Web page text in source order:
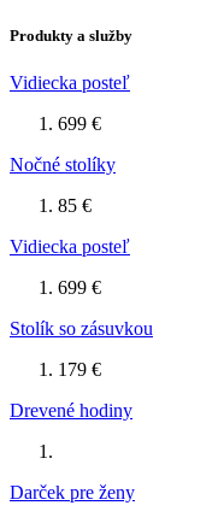
Produkty a služby
Vidiecka posteľ
699 €
Nočné stolíky
85 €
Vidiecka posteľ
699 €
Stolík so zásuvkou
179 €
Drevené hodiny
Darček pre ženy